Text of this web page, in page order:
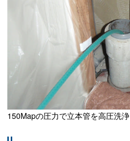
150Mapの圧力で立本管を高圧洗浄